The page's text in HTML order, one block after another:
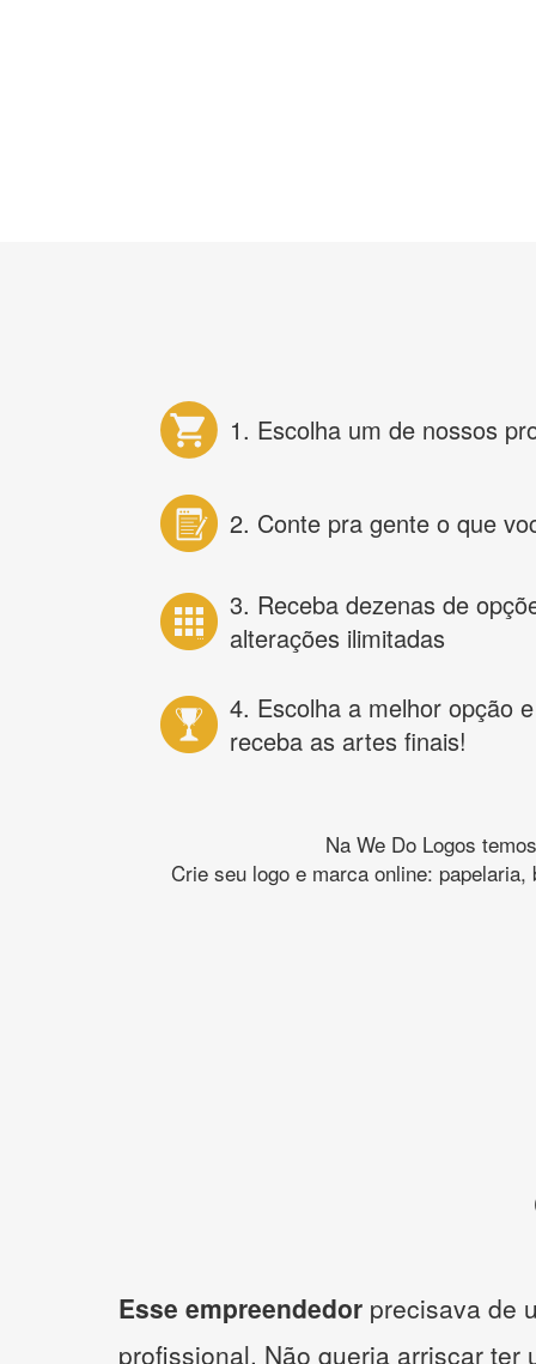
1. Escolha um de nossos
2. Conte pra gente o que
3. Receba dezenas de
alterações ilimitadas
4. Escolha a melhor opção e
receba as artes finais!
Na We Do Logos
Crie seu logo e marca online:
Esse empreendedor precisava de
profissional. Não queria arriscar ter